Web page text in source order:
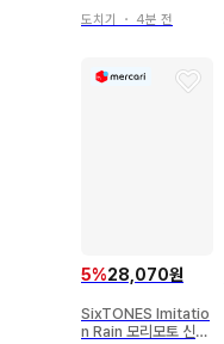
도치기 ・ 4분 전
5%28,070원
SixTONES Imitatio
n Rain 모리모토 신타